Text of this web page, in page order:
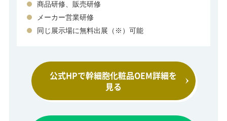
商品研修、販売研修
メーカー営業研修
同じ展示場に無料出展（※）可能
公式HPで幹細胞化粧品OEM詳細を
見る